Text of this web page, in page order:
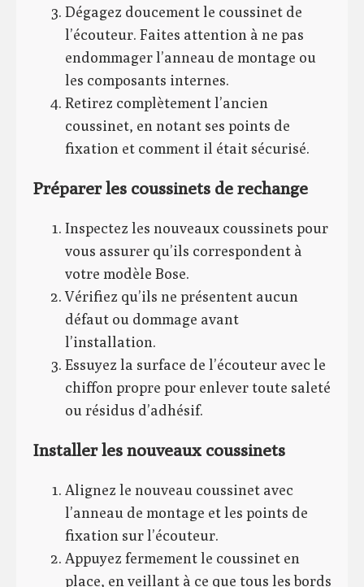
Dégagez doucement le coussinet de
l’écouteur. Faites attention à ne pas
endommager l’anneau de montage ou
les composants internes.
Retirez complètement l’ancien
coussinet, en notant ses points de
fixation et comment il était sécurisé.
Préparer les coussinets de rechange
Inspectez les nouveaux coussinets pour
vous assurer qu’ils correspondent à
votre modèle Bose.
Vérifiez qu’ils ne présentent aucun
défaut ou dommage avant
l’installation.
Essuyez la surface de l’écouteur avec le
chiffon propre pour enlever toute saleté
ou résidus d’adhésif.
Installer les nouveaux coussinets
Alignez le nouveau coussinet avec
l’anneau de montage et les points de
fixation sur l’écouteur.
Appuyez fermement le coussinet en
place, en veillant à ce que tous les bords